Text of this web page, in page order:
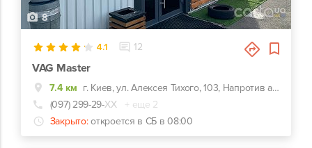
8
4.1 12
VAG Master
7.4 км
г. Киев, ул. Алексея Тихого, 103, Напротив автозаправки KLO
(097) 299-29-ХХ
+ еще 2
Закрыто: откроется в СБ в 08:00